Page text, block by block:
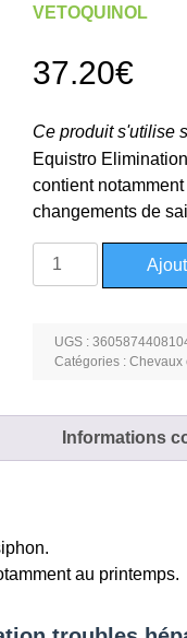
VETOQUINOL
37.20€
Ce produit s'utilise
Equistro
contient notamment
changements de
quantité
de
Elimination
troubles
et
rénaux
pour
de
1kg
UGS :
Catégories : Chevaux
Informations
au printemps.